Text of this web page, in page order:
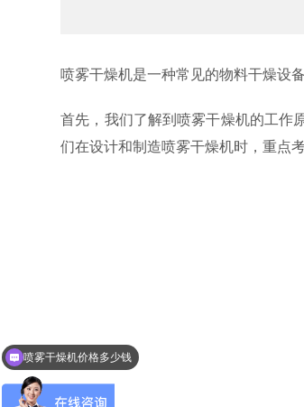
喷雾干燥机是一种常见的物料干燥设
首先，我们了解到喷雾干燥机的工作
们在设计和制造喷雾干燥机时，重点
可以介绍下产品么？